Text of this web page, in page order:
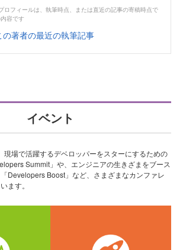
ロフィールは、執筆時点、または直近の記事の寄稿時点で
容です
の著者の最近の執筆記事
イベント
現場で活躍するデベロッパーをスターにするための
Summit」や、エンジニアの生きざまをブース
Developers Boost」など、さまざまなカンファレ
ます。